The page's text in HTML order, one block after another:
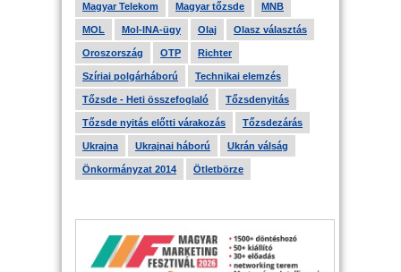
Magyar Telekom Magyar tőzsde MNB
MOL Mol-INA-ügy Olaj Olasz választás
Oroszország OTP Richter
Szíriai polgárháború Technikai elemzés
Tőzsde - Heti összefoglaló Tőzsdenyitás
Tőzsde nyitás előtti várakozás Tőzsdezárás
Ukrajna Ukrajnai háború Ukrán válság
Önkormányzat 2014 Ötletbörze